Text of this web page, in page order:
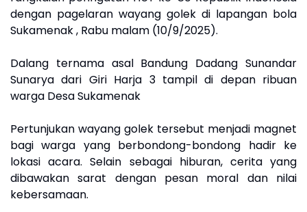
dengan pagelaran wayang golek di lapangan bola
Sukamenak , Rabu malam (10/9/2025).
Dalang ternama asal Bandung Dadang Sunandar
Sunarya dari Giri Harja 3 tampil di depan ribuan
warga Desa Sukamenak
Pertunjukan wayang golek tersebut menjadi magnet
bagi warga yang berbondong-bondong hadir ke
lokasi acara. Selain sebagai hiburan, cerita yang
dibawakan sarat dengan pesan moral dan nilai
kebersamaan.